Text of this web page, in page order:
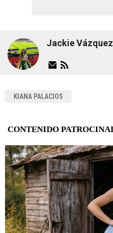
Jackie Vázquez
KIANA PALACIOS